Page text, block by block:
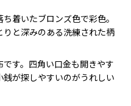
着いたブロンズ色で彩色。
と深みのある洗練された柄
す。四角い口金も開きやす
銭が探しやすいのがうれしい